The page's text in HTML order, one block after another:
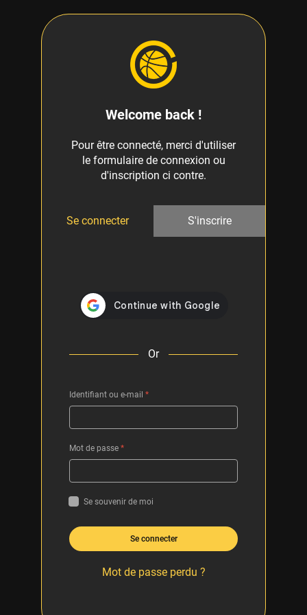
Welcome back !
Pour être connecté, merci d'utiliser
le formulaire de connexion ou
d'inscription ci contre.
Se connecter S'inscrire
Or
Identifiant ou e-mail *
Mot de passe *
Se souvenir de moi
Se connecter
Mot de passe perdu ?